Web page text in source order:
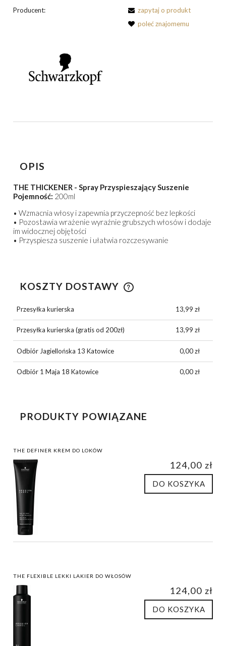
Producent:
zapytaj o produkt
poleć znajomemu
OPIS
THE THICKENER - Spray Przyspieszający Suszenie
Pojemność: 200ml
• Wzmacnia włosy i zapewnia przyczepność bez lepkości
• Pozostawia wrażenie wyraźnie grubszych włosów i dodaje
im widocznej objętości
• Przyspiesza suszenie i ułatwia rozczesywanie
KOSZTY DOSTAWY
CENA NIE ZAWIERA EWENTUALNYCH KOSZTÓW
Przesyłka kurierska
13,99 zł
Przesyłka kurierska (gratis od 200zł) 13,99 zł
Odbiór Jagiellońska 13 Katowice 0,00 zł
Odbiór 1 Maja 18 Katowice 0,00 zł
PRODUKTY POWIĄZANE
THE DEFINER KREM DO LOKÓW
124,00 zł
DO KOSZYKA
THE FLEXIBLE LEKKI LAKIER DO WŁOSÓW
124,00 zł
DO KOSZYKA